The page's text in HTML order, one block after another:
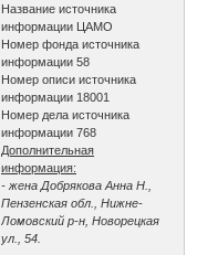
Название источника
информации ЦАМО
Номер фонда источника
информации 58
Номер описи источника
информации 18001
Номер дела источника
информации 768
Дополнительная
информация:
- жена Добрякова Анна Н.,
Пензенская обл., Нижне-
Ломовский р-н, Новорецкая
ул., 54.